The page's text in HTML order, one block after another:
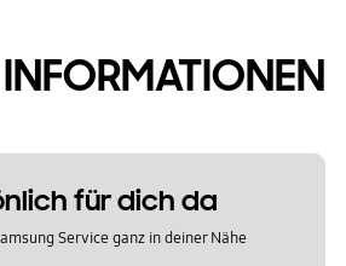
für dich da
Service ganz in deiner Nähe